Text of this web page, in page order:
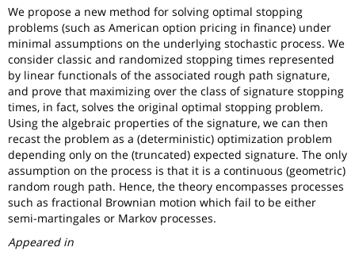
We propose a new method for solving optimal stopping
problems (such as American option pricing in finance) under
minimal assumptions on the underlying stochastic process. We
consider classic and randomized stopping times represented
by linear functionals of the associated rough path signature,
and prove that maximizing over the class of signature stopping
times, in fact, solves the original optimal stopping problem.
Using the algebraic properties of the signature, we can then
recast the problem as a (deterministic) optimization problem
depending only on the (truncated) expected signature. The only
assumption on the process is that it is a continuous (geometric)
random rough path. Hence, the theory encompasses processes
such as fractional Brownian motion which fail to be either
semi-martingales or Markov processes.
Appeared in